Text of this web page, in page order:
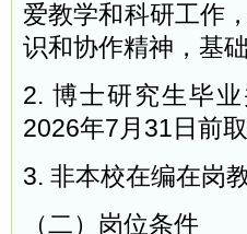
爱教学和科研工作
识和协作精神，基
2. 博士研究生毕
2026年7月31日前
3. 非本校在编在岗
（二）岗位条件